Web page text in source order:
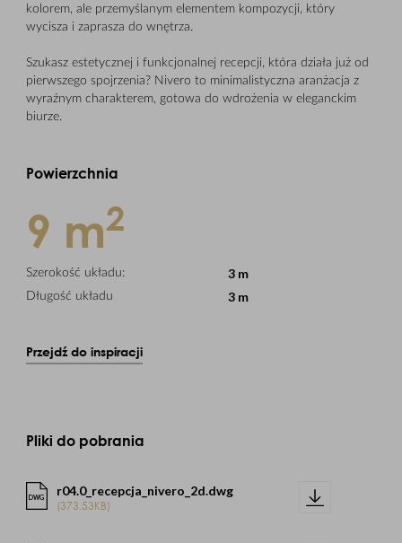
kolorem, ale przemyślanym elementem kompozycji, który
wycisza i zaprasza do wnętrza.
Szukasz estetycznej i funkcjonalnej recepcji, która działa już od
pierwszego spojrzenia? Nivero to minimalistyczna aranżacja z
wyraźnym charakterem, gotowa do wdrożenia w eleganckim
biurze.
Powierzchnia
9 m2
Szerokość układu: 3 m
Długość układu 3 m
Pliki do pobrania
DWG r04.0_recepcja_nivero_2d.dwg
(373.53KB)
Przejdź do inspiracji